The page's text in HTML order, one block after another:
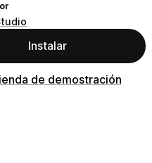
Instalar
de demostración